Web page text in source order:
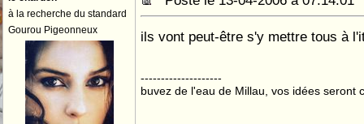
à la recherche du standard
Gourou Pigeonneux
ils vont peut-être s'y mettre tous à
--------------------
buvez de l'eau de Millau, vos idées seront